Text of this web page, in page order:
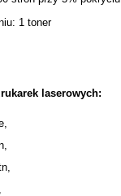
1 toner
laserowych: